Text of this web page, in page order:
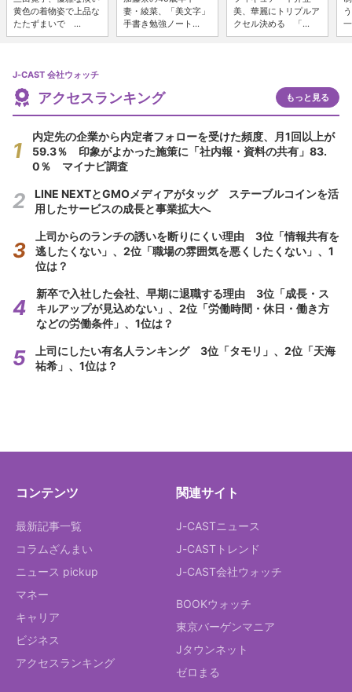
黄色の着物姿で上品な
たたずまいで ...
妻・綾菜、「美文字」
手書き勉強ノート...
美、華麗にトリプルア
クセル決める 「...
J-CAST 会社ウォッチ
アクセスランキング もっと見る
内定先の企業から内定者フォローを受けた頻度、月1回以上が
59.3％ 印象がよかった施策に「社内報・資料の共有」83.
0％ マイナビ調査
LINE NEXTとGMOメディアがタッグ ステーブルコインを活
用したサービスの成長と事業拡大へ
上司からのランチの誘いを断りにくい理由 3位「情報共有を
逃したくない」、2位「職場の雰囲気を悪くしたくない」、1
位は？
新卒で入社した会社、早期に退職する理由 3位「成長・ス
キルアップが見込めない」、2位「労働時間・休日・働き方
などの労働条件」、1位は？
上司にしたい有名人ランキング 3位「タモリ」、2位「天海
祐希」、1位は？
コンテンツ
最新記事一覧
コラムざんまい
ニュース pickup
マネー
キャリア
ビジネス
アクセスランキング
関連サイト
J-CASTニュース
J-CASTトレンド
J-CAST会社ウォッチ
BOOKウォッチ
東京バーゲンマニア
Jタウンネット
ゼロまる